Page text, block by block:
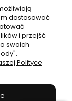
dostosować
i przejść
swoich
Polityce